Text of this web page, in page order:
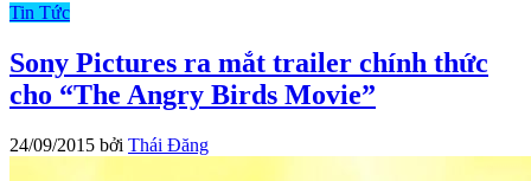
Tin Tức
Sony Pictures ra mắt trailer chính thức
cho “The Angry Birds Movie”
24/09/2015 bởi Thái Đăng